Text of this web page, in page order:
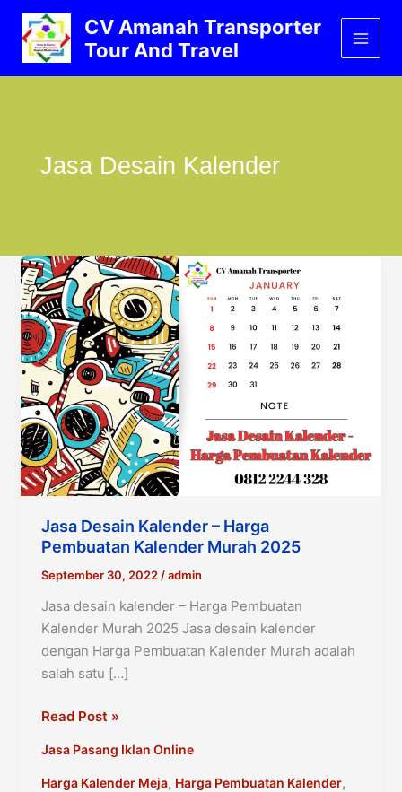
Lewati
konten
CV Amanah Transporter
Tour And Travel
Jasa Desain Kalender
Jasa Desain Kalender – Harga
Pembuatan Kalender Murah 2025
September 30, 2022 /admin
Jasa desain kalender – Harga Pembuatan
Kalender Murah 2025 Jasa desain kalender
dengan Harga Pembuatan Kalender Murah adalah
salah satu […]
Jasa
kalender
–
Read Post »
Jasa Pasang Iklan Online
Harga Kalender Meja, Harga Pembuatan Kalender,